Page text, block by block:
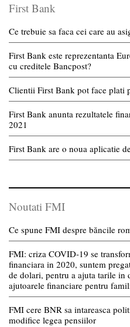
First Bank
Ce trebuie sa faca cei care au
First Bank este reprezentanta
cu creditele Bancpost?
Clientii First Bank pot face plati
First Bank anunta rezultatele
2021
First Bank are o noua aplicatie
Noutati FMI
Ce spune FMI despre băncile
FMI: criza COVID-19 se
financiara in 2020, suntem
de dolari, pentru a ajuta tarile in
ajutoarele financiare pentru
FMI cere BNR sa intareasca
modifice legea pensiilor